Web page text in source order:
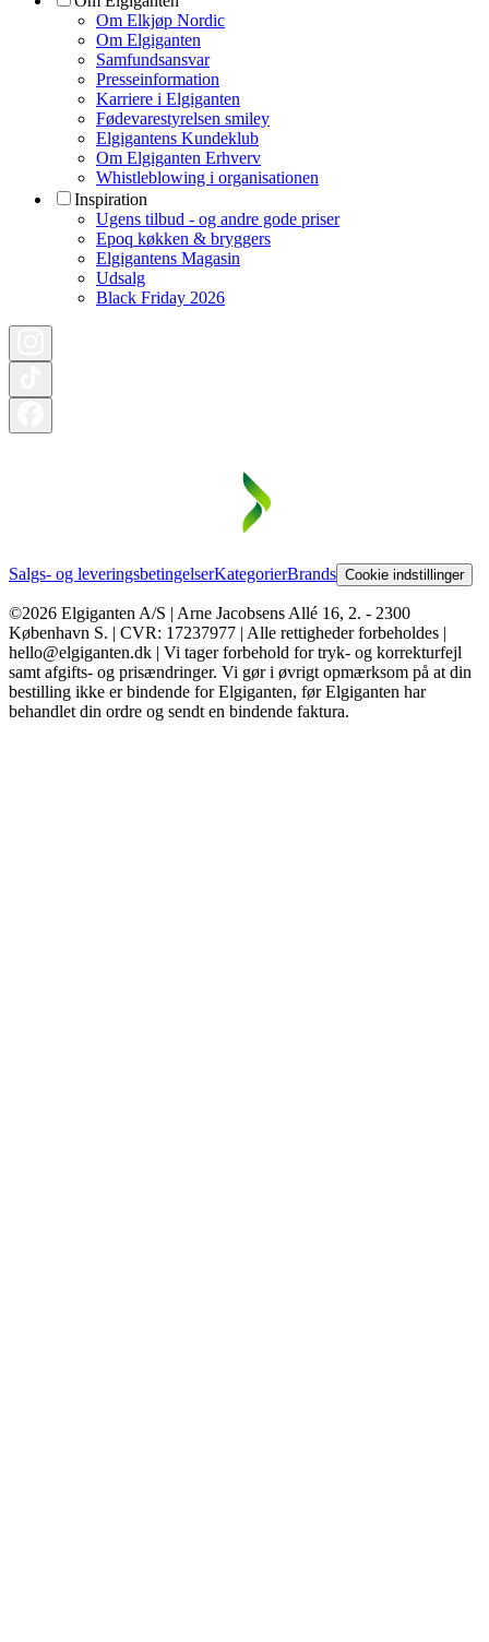
Om Elkjøp Nordic
Om Elgiganten
Samfundsansvar
Presseinformation
Karriere i Elgiganten
Fødevarestyrelsen smiley
Elgigantens Kundeklub
Om Elgiganten Erhverv
Whistleblowing i organisationen
Inspiration
Ugens tilbud - og andre gode priser
Epoq køkken & bryggers
Elgigantens Magasin
Udsalg
Black Friday 2026
Salgs- og leveringsbetingelserKategorierBrands Cookie indstillinger
©2026 Elgiganten A/S | Arne Jacobsens Allé 16, 2. - 2300
København S. | CVR: 17237977 | Alle rettigheder forbeholdes |
hello@elgiganten.dk | Vi tager forbehold for tryk- og korrekturfejl
samt afgifts- og prisændringer. Vi gør i øvrigt opmærksom på at din
bestilling ikke er bindende for Elgiganten, før Elgiganten har
behandlet din ordre og sendt en bindende faktura.